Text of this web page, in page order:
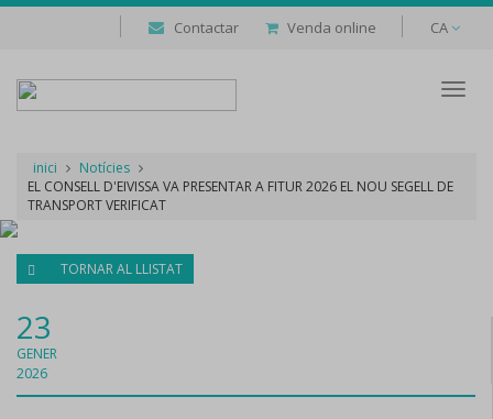
Contactar Venda online CA
inici
Notícies
EL CONSELL D'EIVISSA VA PRESENTAR A FITUR 2026 EL NOU SEGELL DE
TRANSPORT VERIFICAT
TORNAR AL LLISTAT
23
GENER
2026